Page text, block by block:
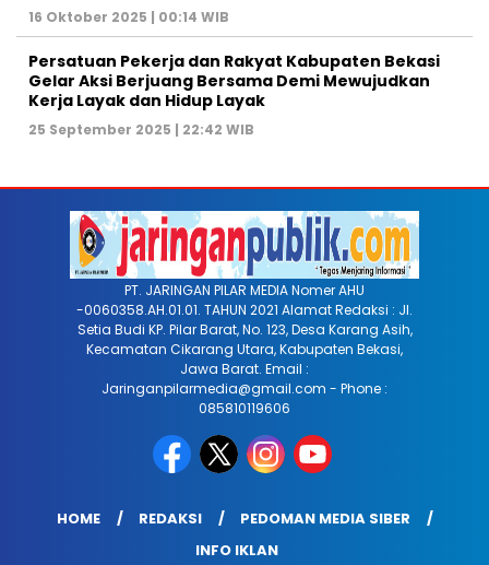
16 Oktober 2025 | 00:14 WIB
Persatuan Pekerja dan Rakyat Kabupaten Bekasi
Gelar Aksi Berjuang Bersama Demi Mewujudkan
Kerja Layak dan Hidup Layak
25 September 2025 | 22:42 WIB
PT. JARINGAN PILAR MEDIA Nomer AHU
-0060358.AH.01.01. TAHUN 2021 Alamat Redaksi : Jl.
Setia Budi KP. Pilar Barat, No. 123, Desa Karang Asih,
Kecamatan Cikarang Utara, Kabupaten Bekasi,
Jawa Barat. Email :
Jaringanpilarmedia@gmail.com - Phone :
085810119606
HOME REDAKSI
PEDOMAN MEDIA SIBER
INFO IKLAN